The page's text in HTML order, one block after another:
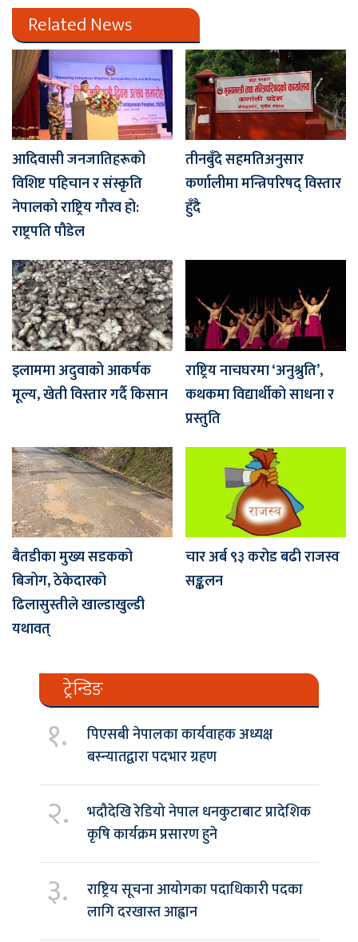
Related News
आदिवासी जनजातिहरूको
विशिष्ट पहिचान र संस्कृति
नेपालको राष्ट्रिय गौरव हो:
राष्ट्रपति पौडेल
तीनबुँदे सहमतिअनुसार
कर्णालीमा मन्त्रिपरिषद् विस्तार
हुँदै
इलाममा अदुवाको आकर्षक
मूल्य, खेती विस्तार गर्दै किसान
राष्ट्रिय नाचघरमा ‘अनुश्रुति’,
कथकमा विद्यार्थीको साधना र
प्रस्तुति
बैतडीका मुख्य सडकको
बिजोग, ठेकेदारको
ढिलासुस्तीले खाल्डाखुल्डी
यथावत्
चार अर्ब ९३ करोड बढी राजस्व
सङ्कलन
ट्रेन्डिङ
१.
पिएसबी नेपालका कार्यवाहक अध्यक्ष
बस्न्यातद्वारा पदभार ग्रहण
२.
भदौदेखि रेडियो नेपाल धनकुटाबाट प्रादेशिक
कृषि कार्यक्रम प्रसारण हुने
३.
राष्ट्रिय सूचना आयोगका पदाधिकारी पदका
लागि दरखास्त आह्वान